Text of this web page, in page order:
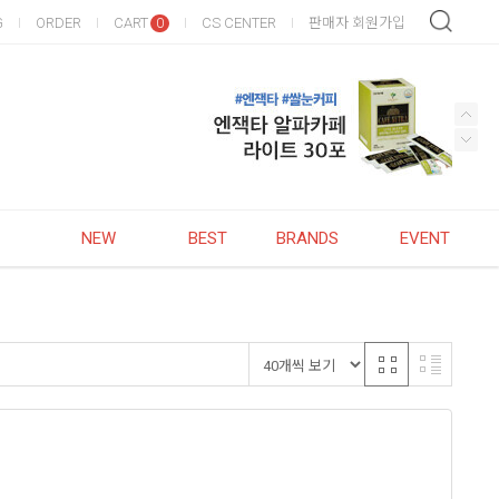
ORDER CART 0 CS CENTER 판매자 회원가입
NEW BEST BRANDS EVENT